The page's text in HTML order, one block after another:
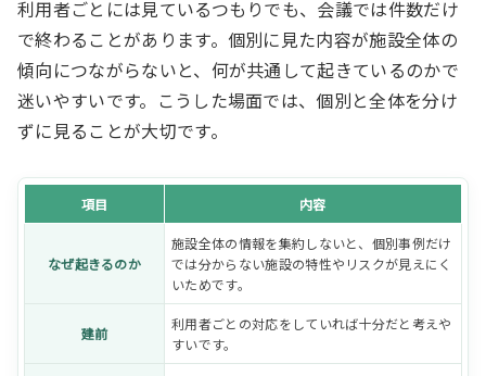
利用者ごとには見ているつもりでも、会議では件数だけ
で終わることがあります。個別に見た内容が施設全体の
傾向につながらないと、何が共通して起きているのかで
迷いやすいです。こうした場面では、個別と全体を分け
ずに見ることが大切です。
項目 内容
なぜ起きるのか
施設全体の情報を集約しないと、個別事例だけ
では分からない施設の特性やリスクが見えにく
いためです。
建前
利用者ごとの対応をしていれば十分だと考えや
すいです。